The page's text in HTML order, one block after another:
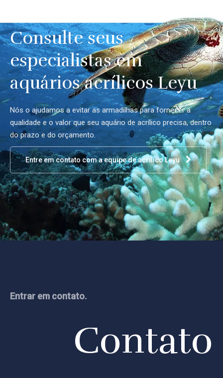
Consulte seus
especialistas em
aquários acrílicos Leyu
Nós o ajudamos a evitar as armadilhas para fornecer a
qualidade e o valor que seu aquário de acrílico precisa, dentro
do prazo e do orçamento.
Entre em contato com a equipe de acrílico Leyu
Entrar em contato.
Contato